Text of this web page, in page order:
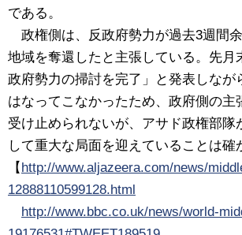
である。
政権側は、反政府勢力が過去3週間
地域を奪還したと主張している。先月
政府勢力の掃討を完了」と発表しなが
はなってこなかったため、政府側の主
受け止められないが、アサド政権部隊
して重大な局面を迎えていることは確
【 http://www.aljazeera.com/news/
12888110599128.html
http://www.bbc.co.uk/news/world-